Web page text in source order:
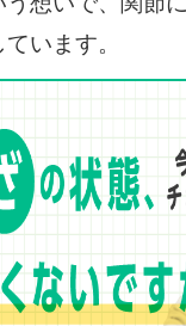
います。